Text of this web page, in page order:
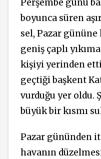
Perşembe günü
boyunca süren
sel, Pazar
geniş çaplı
kişiyi yerinden etti.
geçtiği başkent
vurduğu yer oldu.
büyük bir kısmı
Pazar gününden
havanın